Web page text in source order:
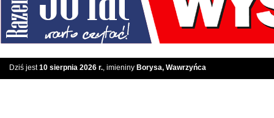
Dziś jest10 sierpnia 2026 r., imieniny Borysa, Wawrzyńca